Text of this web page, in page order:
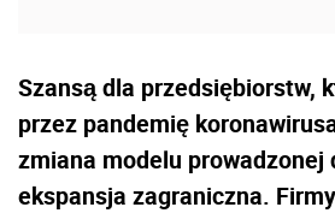
Szansą dla przedsiębiorstw,
przez pandemię
zmiana modelu prowadzonej
ekspansja zagraniczna.